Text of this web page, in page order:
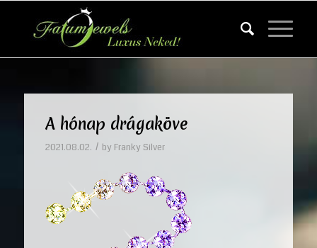
A hónap drágaköve
2021.08.02. / by Franky Silver